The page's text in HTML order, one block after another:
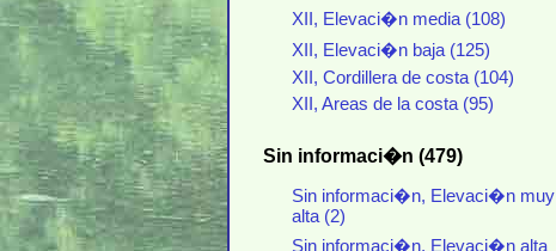
XII, Elevaci�n media (108)
XII, Elevaci�n baja (125)
XII, Cordillera de costa (104)
XII, Areas de la costa (95)
Sin informaci�n (479)
Sin informaci�n, Elevaci�n muy
alta (2)
Sin informaci�n, Elevaci�n alta